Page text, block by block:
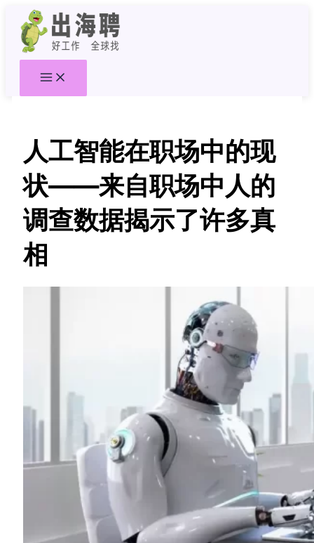
人工智能在职场中的现
状——来自职场中人的
调查数据揭示了许多真
相